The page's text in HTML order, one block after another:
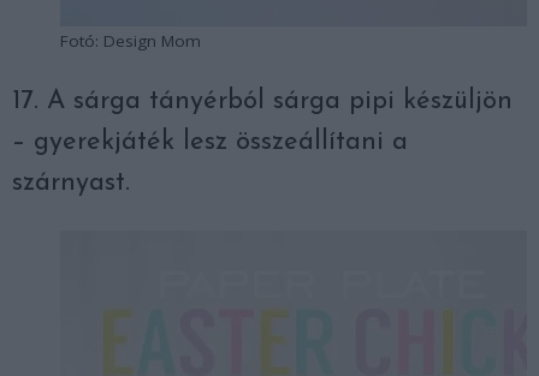
Fotó: Design Mom
17. A sárga tányérból sárga pipi készüljön
– gyerekjáték lesz összeállítani a
szárnyast.